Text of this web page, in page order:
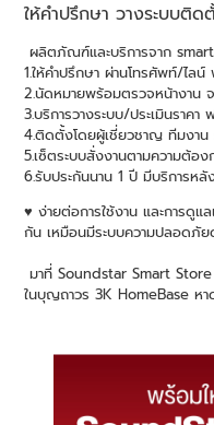
ให้คำปรึกษา วางระบบติ
ผลิตภัณฑ์และบริการจาก
1.ให้คำปรึกษา ผ่านโทรศัพท์/ไลน์
2.นัดหมายพร้อมตรวจหน้างาน
3.บริการวางระบบ/ประเมินราคา
4.ติดตั้งโดยผู้เชี่ยวชาญ ทีมงา
5.เซ็ตระบบสั่งงานตามความต้อง
6.รับประกันนาน 1 ปี มีบริการหลั
♥️ ง่ายต่อการใช้งาน และการดูแ
กัน เหมือนมีระบบความปลอดภั
มาที่ Soundstar Smart Store
ในบุญถาวร 3K HomeBase ห